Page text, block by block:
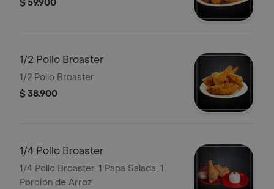
$ 59.900
1/2 Pollo Broaster
1/2 Pollo Broaster
$ 38.900
1/4 Pollo Broaster
1/4 Pollo Broaster, 1 Papa Salada, 1
Porción de Arroz